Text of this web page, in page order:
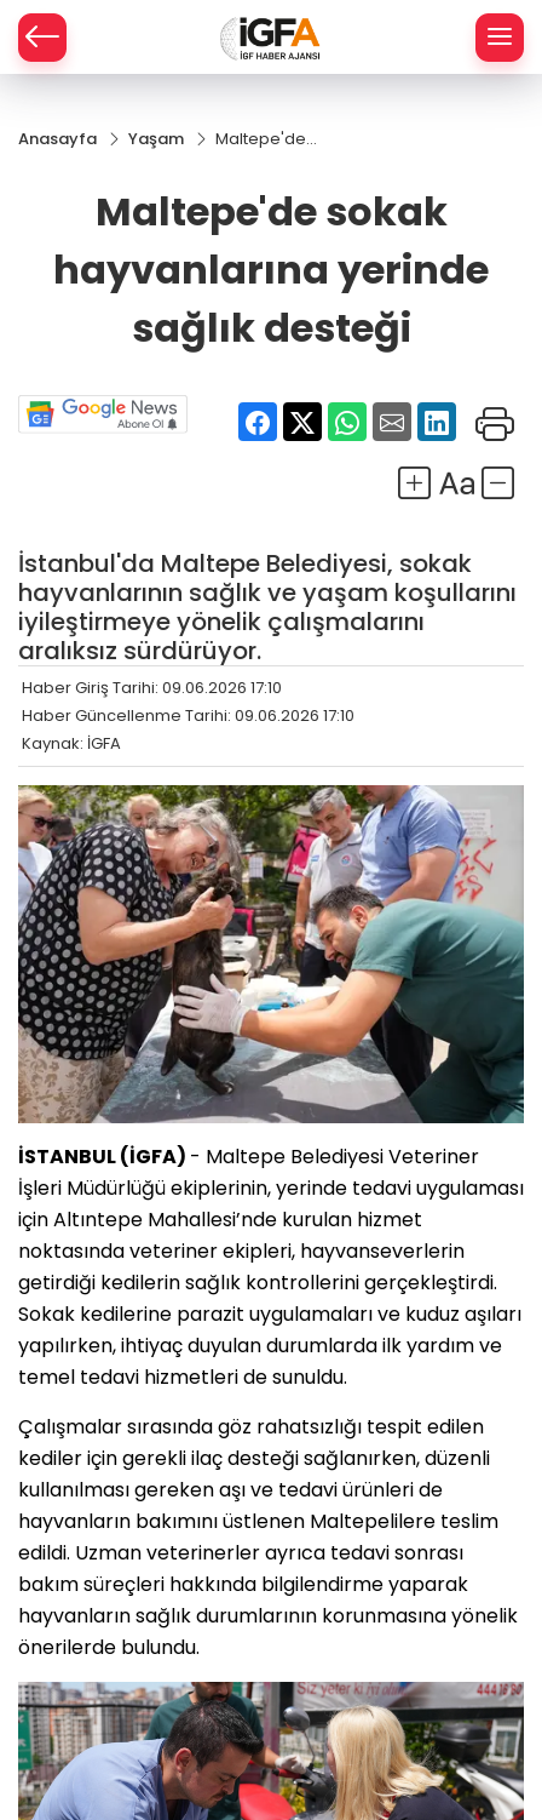
Anasayfa Yaşam
Maltepe'de
yerinde
sağlık
desteği
Maltepe'de sokak
hayvanlarına yerinde
sağlık desteği
İstanbul'da Maltepe Belediyesi, sokak
hayvanlarının sağlık ve yaşam koşullarını
iyileştirmeye yönelik çalışmalarını
aralıksız sürdürüyor.
Haber Giriş Tarihi: 09.06.2026 17:10
Haber Güncellenme Tarihi: 09.06.2026 17:10
Kaynak: İGFA
İSTANBUL (İGFA) - Maltepe Belediyesi Veteriner
İşleri Müdürlüğü ekiplerinin, yerinde tedavi uygulaması
için Altıntepe Mahallesi’nde kurulan hizmet
noktasında veteriner ekipleri, hayvanseverlerin
getirdiği kedilerin sağlık kontrollerini gerçekleştirdi.
Sokak kedilerine parazit uygulamaları ve kuduz aşıları
yapılırken, ihtiyaç duyulan durumlarda ilk yardım ve
temel tedavi hizmetleri de sunuldu.
Çalışmalar sırasında göz rahatsızlığı tespit edilen
kediler için gerekli ilaç desteği sağlanırken, düzenli
kullanılması gereken aşı ve tedavi ürünleri de
hayvanların bakımını üstlenen Maltepelilere teslim
edildi. Uzman veterinerler ayrıca tedavi sonrası
bakım süreçleri hakkında bilgilendirme yaparak
hayvanların sağlık durumlarının korunmasına yönelik
önerilerde bulundu.